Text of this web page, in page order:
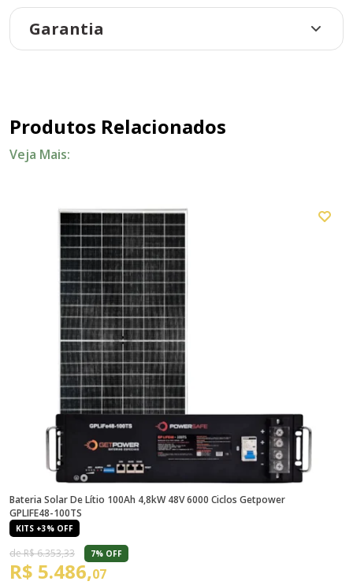
Garantia
Produtos Relacionados
Veja Mais:
Bateria Solar De Lítio 100Ah 4,8kW 48V 6000 Ciclos Getpower
GPLIFE48-100TS
KITS +3% OFF
de R$ 6.353,33 7% OFF
R$ 5.486,07